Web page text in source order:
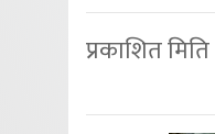
प्रकाशित